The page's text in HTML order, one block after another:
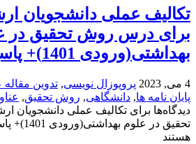
تکالیف عملی دانشجویان
برای درس روش تحقیق در
بهداشتی(ورودی 1401)+ پاسخ به یک سوال
4 می, 2023 پروپوزال نویسی, تدوین
پایان نامه ها, دانشگاهی, روش تحقیق,
دیدگاه‌ها برای تکالیف عملی دانشجویان
تحقیق در علوم بهداشتی(ورودی 1401)+ پاسخ به یک سوال
هستند